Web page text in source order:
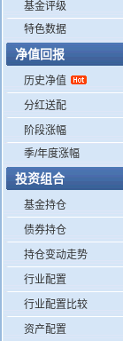
基金评级
特色数据
净值回报
历史净值
分红送配
阶段涨幅
季/年度涨幅
投资组合
基金持仓
债券持仓
持仓变动走势
行业配置
行业配置比较
资产配置